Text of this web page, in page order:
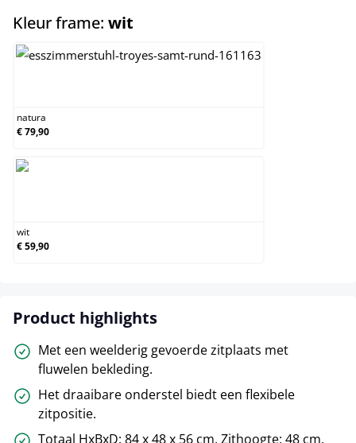
Kleur frame: wit
natura
€ 79,90
wit
€ 59,90
Product highlights
Met een weelderig gevoerde zitplaats met
fluwelen bekleding.
Het draaibare onderstel biedt een flexibele
zitpositie.
Totaal HxBxD: 84 x 48 x 56 cm. Zithoogte: 48 cm.